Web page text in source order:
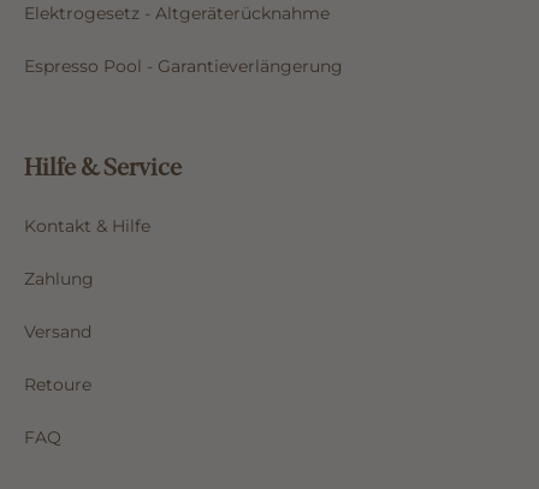
Elektrogesetz - Altgeräterücknahme
Espresso Pool - Garantieverlängerung
Hilfe & Service
Kontakt & Hilfe
Zahlung
Versand
Retoure
FAQ